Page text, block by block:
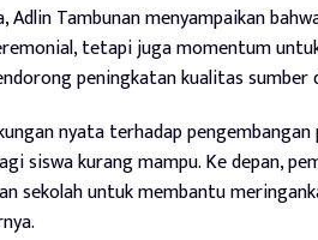
Adlin Tambunan menyampaikan
tetapi juga momentum
peningkatan kualitas sumber
nyata terhadap
siswa kurang mampu. Ke depan,
sekolah untuk membantu